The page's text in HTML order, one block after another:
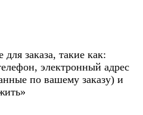
заказа, такие как:
электронный адрес
по вашему заказу) и